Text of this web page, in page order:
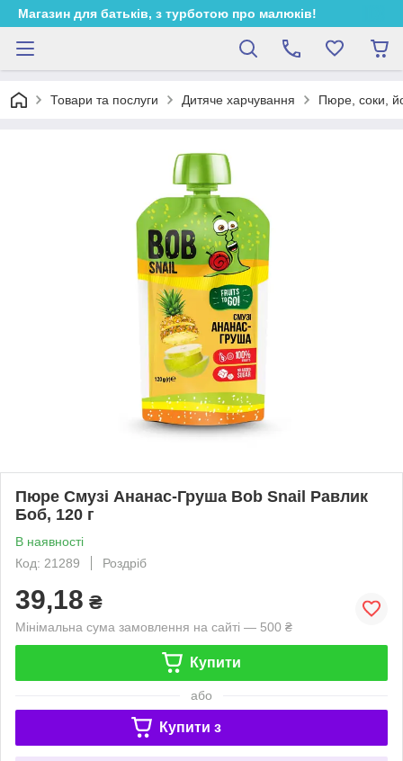
Магазин для батьків, з турботою про малюків!
Товари та послуги Дитяче харчування Пюре, соки,
Пюре Смузі Ананас-Груша Bob Snail Равлик
Боб, 120 г
В наявності
Код: 21289
Роздріб
39,18 ₴
Мінімальна сума замовлення на сайті — 500 ₴
Купити
або
Купити з